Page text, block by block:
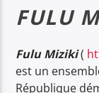
FULU
Fulu Miziki(
est un
République